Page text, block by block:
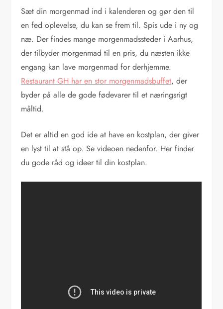
Sæt din morgenmad ind i kalenderen og gør den til
en fed oplevelse, du kan se frem til. Spis ude i ny og
næ. Der findes mange morgenmadssteder i Aarhus,
der tilbyder morgenmad til en pris, du næsten ikke
engang kan lave morgenmad for derhjemme.
Restaurant GH har en stor morgenmadsbuffet, der
byder på alle de gode fødevarer til et næringsrigt
måltid.
Det er altid en god ide at have en kostplan, der giver
en lyst til at stå op. Se videoen nedenfor. Her finder
du gode råd og ideer til din kostplan.